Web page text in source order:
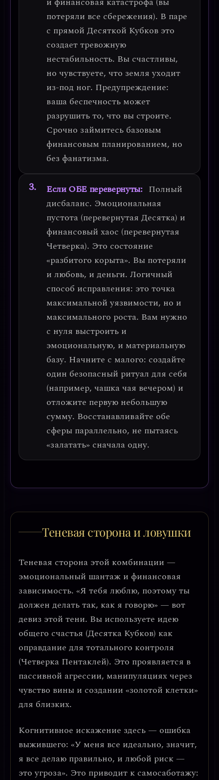
потеряли все сбережения). В паре
с прямой Десяткой Кубков это
создает тревожную
нестабильность. Вы счастливы,
но чувствуете, что земля уходит
из-под ног. Предупреждение:
ваша беспечность может
разрушить то, что вы строите.
Срочно займитесь базовым
финансовым планированием, но
без фанатизма.
Если ОБЕ перевернуты: Полный
дисбаланс. Эмоциональная
пустота (перевернутая Десятка) и
финансовый хаос (перевернутая
Четверка). Это состояние
«разбитого корыта». Вы потеряли
и любовь, и деньги. Логичный
способ исправления: это точка
максимальной уязвимости, но и
максимального роста. Вам нужно
с нуля выстроить и
эмоциональную, и материальную
базу. Начните с малого: создайте
один безопасный ритуал для себя
(например, чашка чая вечером) и
отложите первую небольшую
сумму. Восстанавливайте обе
сферы параллельно, не пытаясь
«залатать» сначала одну.
Теневая сторона и ловушки
Теневая сторона этой комбинации —
эмоциональный шантаж и финансовая
зависимость. «Я тебя люблю, поэтому ты
должен делать так, как я говорю» — вот
девиз этой тени. Вы используете идею
общего счастья (Десятка Кубков) как
оправдание для тотального контроля
(Четверка Пентаклей). Это проявляется в
пассивной агрессии, манипуляциях через
чувство вины и создании «золотой клетки»
для близких.
Когнитивное искажение здесь — ошибка
выжившего: «У меня все идеально, значит,
я все делаю правильно, и любой риск —
это угроза». Это приводит к самосаботажу: